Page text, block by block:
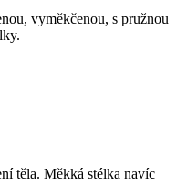
vyměkčenou, s pružnou
těla. Měkká stélka navíc